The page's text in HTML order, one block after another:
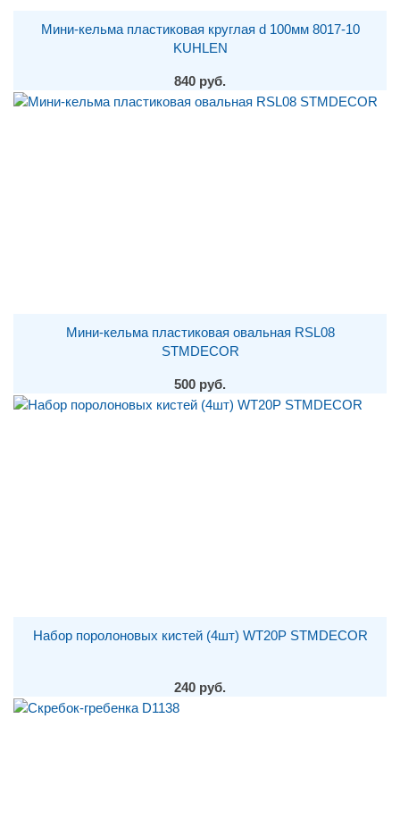
Мини-кельма пластиковая круглая d 100мм 8017-10
KUHLEN
840 руб.
Мини-кельма пластиковая овальная RSL08
STMDECOR
500 руб.
Набор поролоновых кистей (4шт) WT20P STMDECOR
240 руб.